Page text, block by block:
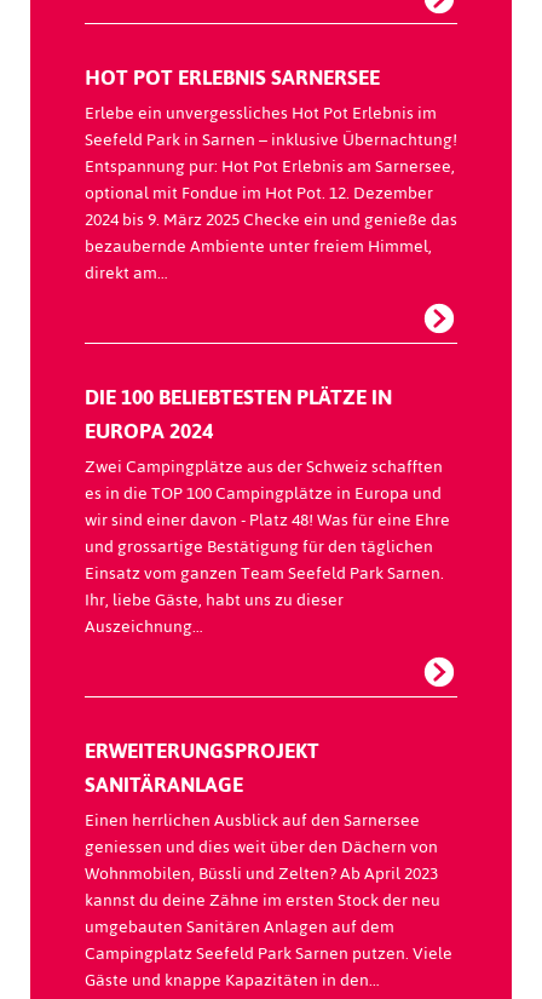
HOT POT ERLEBNIS SARNERSEE
Erlebe ein unvergessliches Hot Pot Erlebnis im
Seefeld Park in Sarnen – inklusive Übernachtung!
Entspannung pur: Hot Pot Erlebnis am Sarnersee,
optional mit Fondue im Hot Pot. 12. Dezember
2024 bis 9. März 2025 Checke ein und genieße das
bezaubernde Ambiente unter freiem Himmel,
direkt am…
DIE 100 BELIEBTESTEN PLÄTZE IN
EUROPA 2024
Zwei Campingplätze aus der Schweiz schafften
es in die TOP 100 Campingplätze in Europa und
wir sind einer davon - Platz 48! Was für eine Ehre
und grossartige Bestätigung für den täglichen
Einsatz vom ganzen Team Seefeld Park Sarnen.
Ihr, liebe Gäste, habt uns zu dieser
Auszeichnung…
ERWEITERUNGSPROJEKT
SANITÄRANLAGE
Einen herrlichen Ausblick auf den Sarnersee
geniessen und dies weit über den Dächern von
Wohnmobilen, Büssli und Zelten? Ab April 2023
kannst du deine Zähne im ersten Stock der neu
umgebauten Sanitären Anlagen auf dem
Campingplatz Seefeld Park Sarnen putzen. Viele
Gäste und knappe Kapazitäten in den…